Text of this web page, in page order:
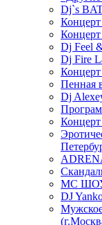
Dj`s
Dj Feel
Dj Fire
Пенная
Dj
МС
DJ